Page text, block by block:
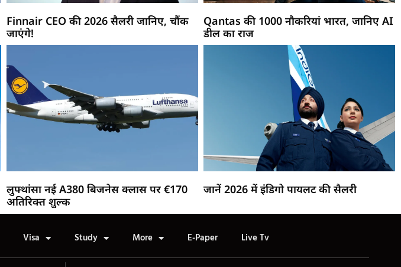
Finnair CEO की 2026 सैलरी जानिए, चौंक
जाएंगे!
Qantas की 1000 नौकरियां भारत, जानिए AI
डील का राज
लुफ्थांसा नई A380 बिजनेस क्लास पर €170
अतिरिक्त शुल्क
जानें 2026 में इंडिगो पायलट की सैलरी
Visa Study More E-Paper Live Tv